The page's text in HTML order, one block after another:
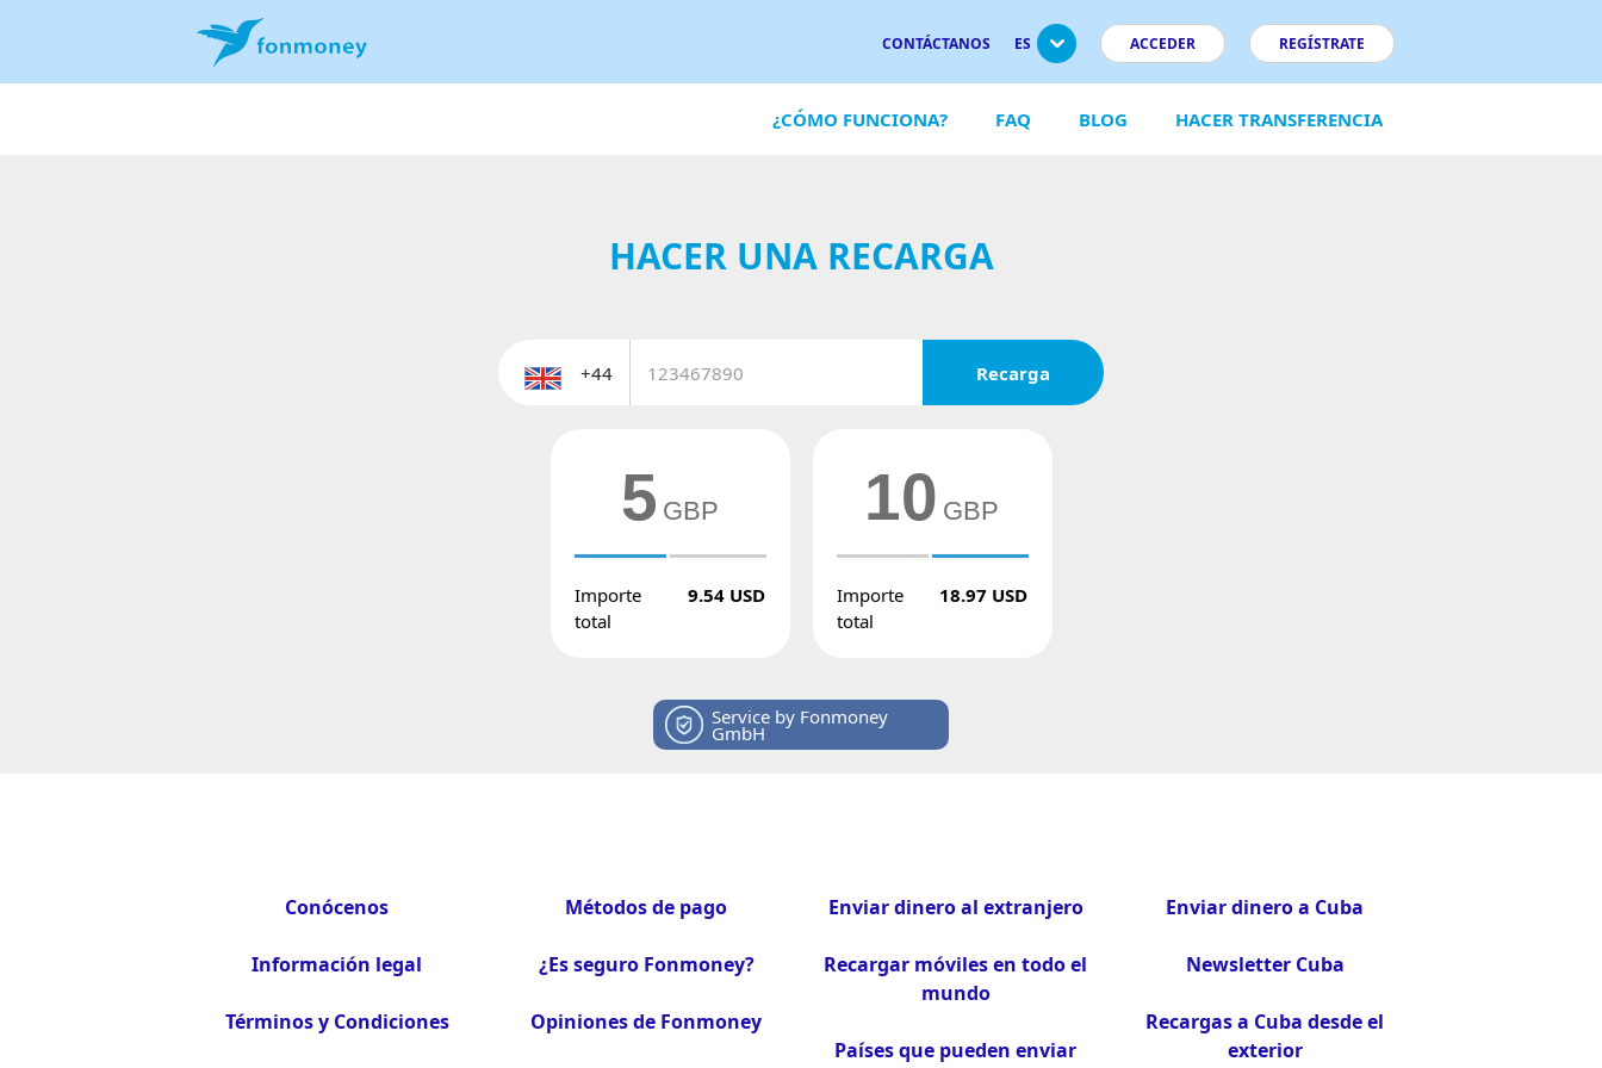
CONTÁCTANOS ES ACCEDER REGÍSTRATE
¿CÓMO FUNCIONA? FAQ BLOG HACER TRANSFERENCIA
HACER UNA RECARGA
Recarga
5 GBP
Importe
total
9.54 USD
10 GBP
Importe
total
18.97 USD
Service by Fonmoney
GmbH
Conócenos
Información legal
Términos y Condiciones
Métodos de pago
¿Es seguro Fonmoney?
Opiniones de Fonmoney
Enviar dinero al extranjero
Recargar móviles en todo el
mundo
Países que pueden enviar
Enviar dinero a Cuba
Newsletter Cuba
Recargas a Cuba desde el
exterior